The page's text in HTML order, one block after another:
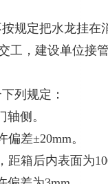
规定把水龙挂在
工，建设单位接
列规定：
侧。
差±20mm。
箱后内表面为